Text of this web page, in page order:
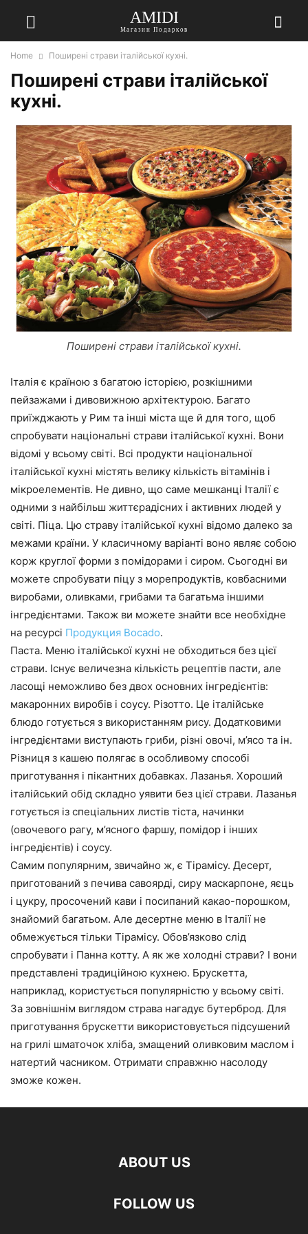
AMIDI
Магазин Подарков
Home Поширені страви італійської кухні.
Поширені страви італійської
кухні.
Поширені страви італійської кухні.
Італія є країною з багатою історією, розкішними
пейзажами і дивовижною архітектурою. Багато
приїжджають у Рим та інші міста ще й для того, щоб
спробувати національні страви італійської кухні. Вони
відомі у всьому світі. Всі продукти національної
італійської кухні містять велику кількість вітамінів і
мікроелементів. Не дивно, що саме мешканці Італії є
одними з найбільш життєрадісних і активних людей у
світі. Піца. Цю страву італійської кухні відомо далеко за
межами країни. У класичному варіанті воно являє собою
корж круглої форми з помідорами і сиром. Сьогодні ви
можете спробувати піцу з морепродуктів, ковбасними
виробами, оливками, грибами та багатьма іншими
інгредієнтами. Також ви можете знайти все необхідне
на ресурсі Продукция Bocado.
Паста. Меню італійської кухні не обходиться без цієї
страви. Існує величезна кількість рецептів пасти, але
ласощі неможливо без двох основних інгредієнтів:
макаронних виробів і соусу. Різотто. Це італійське
блюдо готується з використанням рису. Додатковими
інгредієнтами виступають гриби, різні овочі, м’ясо та ін.
Різниця з кашею полягає в особливому способі
приготування і пікантних добавках. Лазанья. Хороший
італійський обід складно уявити без цієї страви. Лазанья
готується із спеціальних листів тіста, начинки
(овочевого рагу, м’ясного фаршу, помідор і інших
інгредієнтів) і соусу.
Самим популярним, звичайно ж, є Тірамісу. Десерт,
приготований з печива савоярді, сиру маскарпоне, яєць
і цукру, просочений кави і посипаний какао-порошком,
знайомий багатьом. Але десертне меню в Італії не
обмежується тільки Тірамісу. Обов’язково слід
спробувати і Панна котту. А як же холодні страви? І вони
представлені традиційною кухнею. Брускетта,
наприклад, користується популярністю у всьому світі.
За зовнішнім виглядом страва нагадує бутерброд. Для
приготування брускетти використовується підсушений
на грилі шматочок хліба, змащений оливковим маслом і
натертий часником. Отримати справжню насолоду
зможе кожен.
ABOUT US
FOLLOW US